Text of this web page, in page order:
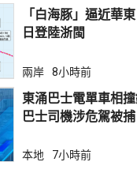
「白海豚」逼近華
日登陸浙閩
兩岸 8小時前
東涌巴士電單車相
巴士司機涉危駕被捕
本地 7小時前